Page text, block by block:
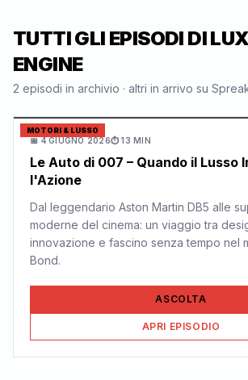
TUTTI GLI EPISODI DI
ENGINE
2 episodi in archivio · altri in arrivo su
MOTORI & LUSSO
📅4 GIUGNO 2026⏱13 MIN
Le Auto di 007 – Quando il Lusso
l'Azione
Dal leggendario Aston Martin DB5 alle
moderne del cinema: un viaggio tra
innovazione e fascino senza tempo nel
Bond.
ASCOLTA
APRI EPISODIO